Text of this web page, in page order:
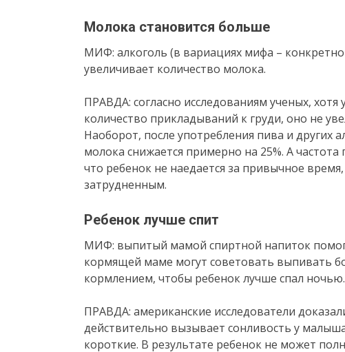
Молока становится больше
МИФ: алкоголь (в вариациях мифа –
увеличивает количество молока.
ПРАВДА: согласно исследованиям ученых,
количество прикладываний к груди, оно не
Наоборот, после употребления пива и других
молока снижается примерно на 25%. А
что ребенок не наедается за привычное
затрудненным.
Ребенок лучше спит
МИФ: выпитый мамой спиртной напиток
кормящей маме могут советовать выпивать
кормлением, чтобы ребенок лучше спал ночью.
ПРАВДА: американские исследователи
действительно вызывает сонливость у
короткие. В результате ребенок не может